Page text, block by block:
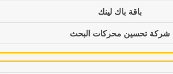
باقة باك لينك
شركة تحسين محركات البحث